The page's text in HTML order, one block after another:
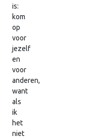
is:
kom
op
voor
jezelf
en
voor
anderen,
want
als
ik
het
niet